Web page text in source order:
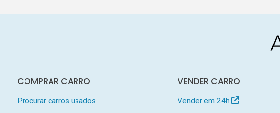
COMPRAR CARRO
Procurar carros usados
VENDER CARRO
Vender em 24h